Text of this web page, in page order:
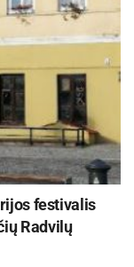
festivalis
Radvilų